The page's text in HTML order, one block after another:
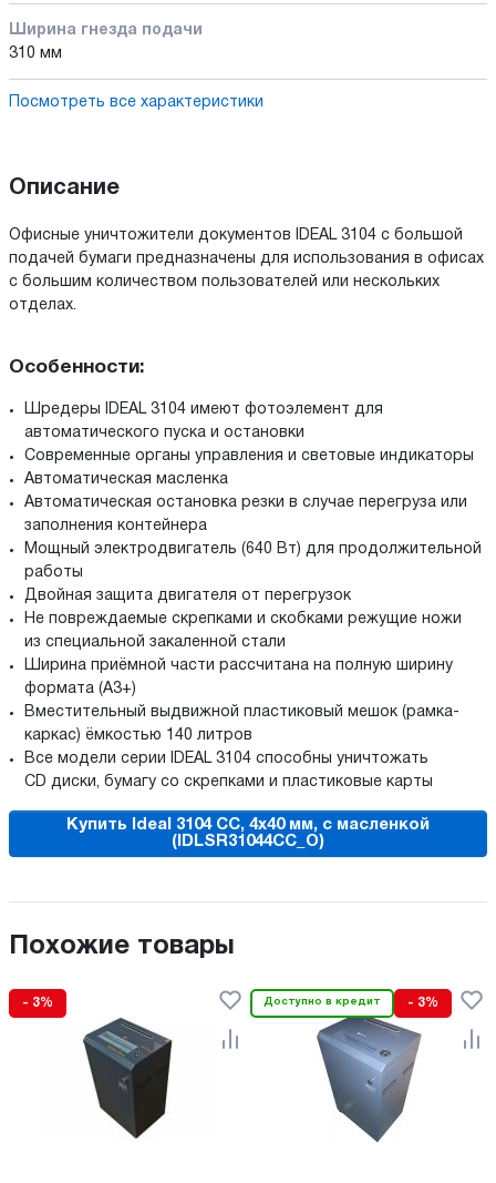
Ширина гнезда подачи
310 мм
Посмотреть все характеристики
Описание
Офисные уничтожители документов IDEAL 3104 с большой
подачей бумаги предназначены для использования в офисах
с большим количеством пользователей или нескольких
отделах.
Особенности:
Шредеры IDEAL 3104 имеют фотоэлемент для
автоматического пуска и остановки
Современные органы управления и световые индикаторы
Автоматическая масленка
Автоматическая остановка резки в случае перегруза или
заполнения контейнера
Мощный электродвигатель (640 Вт) для продолжительной
работы
Двойная защита двигателя от перегрузок
Не повреждаемые скрепками и скобками режущие ножи
из специальной закаленной стали
Ширина приёмной части рассчитана на полную ширину
формата (А3+)
Вместительный выдвижной пластиковый мешок (рамка-
каркас) ёмкостью 140 литров
Все модели серии IDEAL 3104 cпособны уничтожать
СD диски, бумагу со скрепками и пластиковые карты
Купить Ideal 3104 CC, 4x40 мм, с масленкой
(IDLSR31044CC_O)
Похожие товары
- 3% Доступно в кредит - 3%